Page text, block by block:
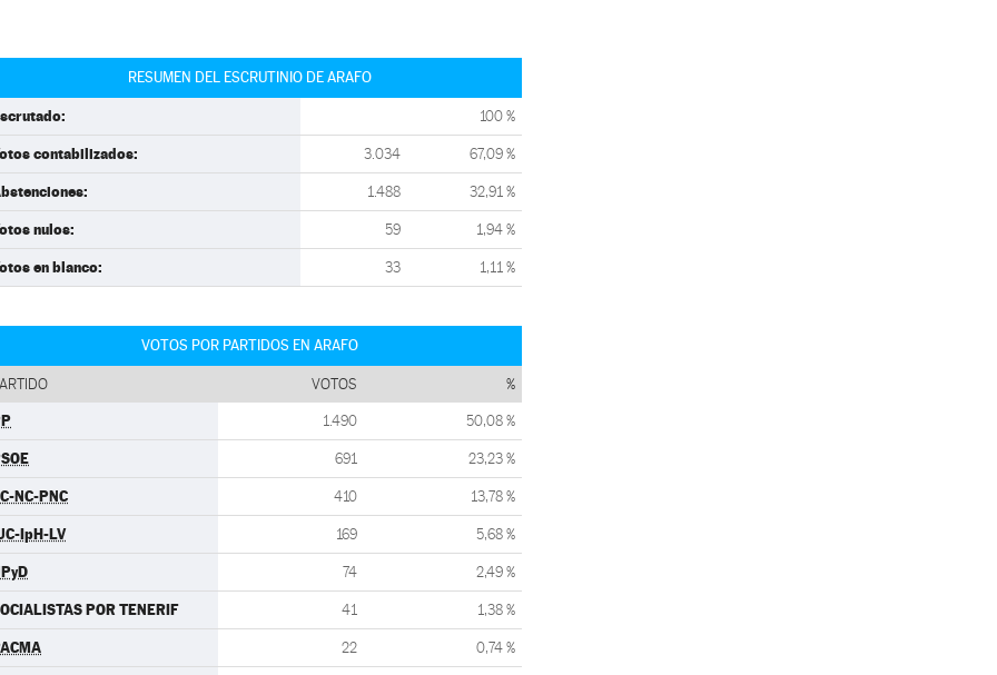
RESUMEN DEL ESCRUTINIO DE ARAFO
100 %
contabilizados: 3.034 67,09 %
1.488 32,91 %
nulos: 59 1,94 %
en blanco: 33 1,11 %
VOTOS POR PARTIDOS EN ARAFO
VOTOS %
1.490 50,08 %
691 23,23 %
NC-PNC 410 13,78 %
IpH-LV 169 5,68 %
74 2,49 %
POR TENERIF 41 1,38 %
22 0,74 %